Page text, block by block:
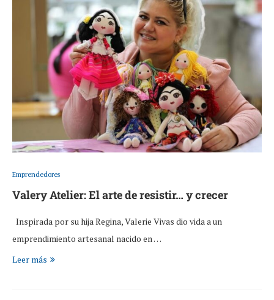
Emprendedores
Valery Atelier: El arte de resistir… y crecer
Inspirada por su hija Regina, Valerie Vivas dio vida a un
emprendimiento artesanal nacido en …
Leer más